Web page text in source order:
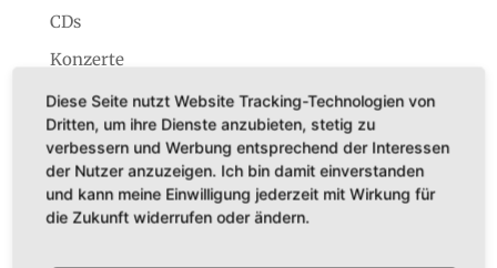
CDs
Konzerte
Startseite
Diese Seite nutzt Website Tracking-Technologien von
Dritten, um ihre Dienste anzubieten, stetig zu
verbessern und Werbung entsprechend der Interessen
der Nutzer anzuzeigen. Ich bin damit einverstanden
und kann meine Einwilligung jederzeit mit Wirkung für
die Zukunft widerrufen oder ändern.